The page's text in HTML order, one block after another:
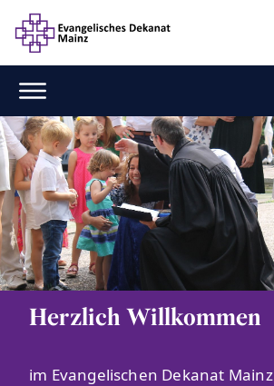
Herzlich Willkommen
im Evangelischen Dekanat Mainz